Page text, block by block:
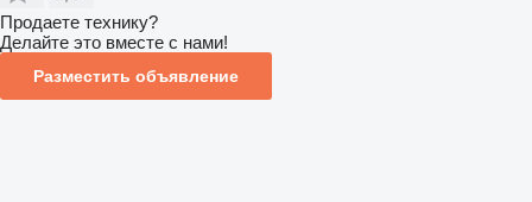
Продаете технику?
Делайте это вместе с нами!
Разместить объявление